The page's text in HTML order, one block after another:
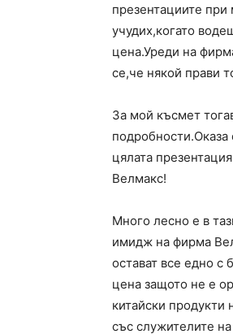
презентациите при
учудих,когато
цена.Уреди на
се,че някой прави
За мой късмет
подробности.Оказа
цялата
Велмакс!
Много лесно е в
имидж на фирма
остават все едно с
цена защото не е
китайски
със служителите